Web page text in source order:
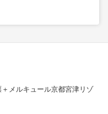
メルキュール京都宮津リゾ